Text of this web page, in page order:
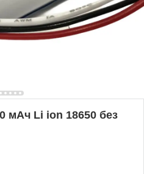
мАч Li ion 18650 без